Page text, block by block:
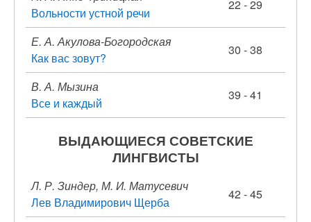
Вольности устной речи
22 - 29
Е. А. Акулова-Богородская
Как вас зовут?
30 - 38
В. А. Мызина
Все и каждый
39 - 41
ВЫДАЮЩИЕСЯ СОВЕТСКИЕ
ЛИНГВИСТЫ
Л. Р. Зиндер, М. И. Матусевич
Лев Владимирович Щерба
42 - 45